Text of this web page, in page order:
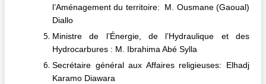
l’Aménagement du territoire: M. Ousmane (Gaoual)
Diallo
Ministre de l’Énergie, de l’Hydraulique et des
Hydrocarbures : M. Ibrahima Abé Sylla
Secrétaire général aux Affaires religieuses: Elhadj
Karamo Diawara